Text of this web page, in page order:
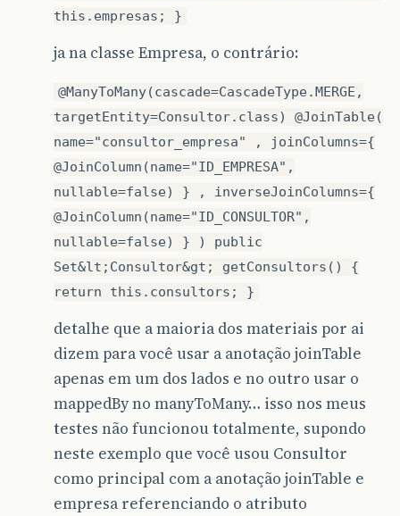
this.empresas; }
ja na classe Empresa, o contrário:
@ManyToMany(cascade=CascadeType.MERGE,
targetEntity=Consultor.class) @JoinTable(
name="consultor_empresa" , joinColumns={
@JoinColumn(name="ID_EMPRESA",
nullable=false) } , inverseJoinColumns={
@JoinColumn(name="ID_CONSULTOR",
nullable=false) } ) public
Set&lt;Consultor&gt; getConsultors() {
return this.consultors; }
detalhe que a maioria dos materiais por ai
dizem para você usar a anotação joinTable
apenas em um dos lados e no outro usar o
mappedBy no manyToMany… isso nos meus
testes não funcionou totalmente, supondo
neste exemplo que você usou Consultor
como principal com a anotação joinTable e
empresa referenciando o atributo